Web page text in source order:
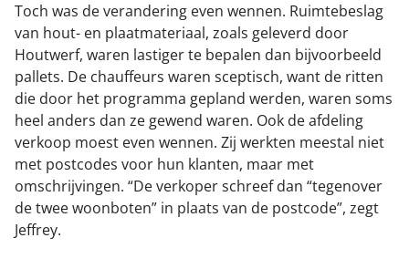
Toch was de verandering even wennen. Ruimtebeslag
van hout- en plaatmateriaal, zoals geleverd door
Houtwerf, waren lastiger te bepalen dan bijvoorbeeld
pallets. De chauffeurs waren sceptisch, want de ritten
die door het programma gepland werden, waren soms
heel anders dan ze gewend waren. Ook de afdeling
verkoop moest even wennen. Zij werkten meestal niet
met postcodes voor hun klanten, maar met
omschrijvingen. “De verkoper schreef dan “tegenover
de twee woonboten” in plaats van de postcode”, zegt
Jeffrey.